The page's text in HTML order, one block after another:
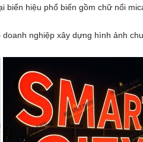
biển hiệu phổ biến gồm chữ nổi
nghiệp xây dựng hình ảnh